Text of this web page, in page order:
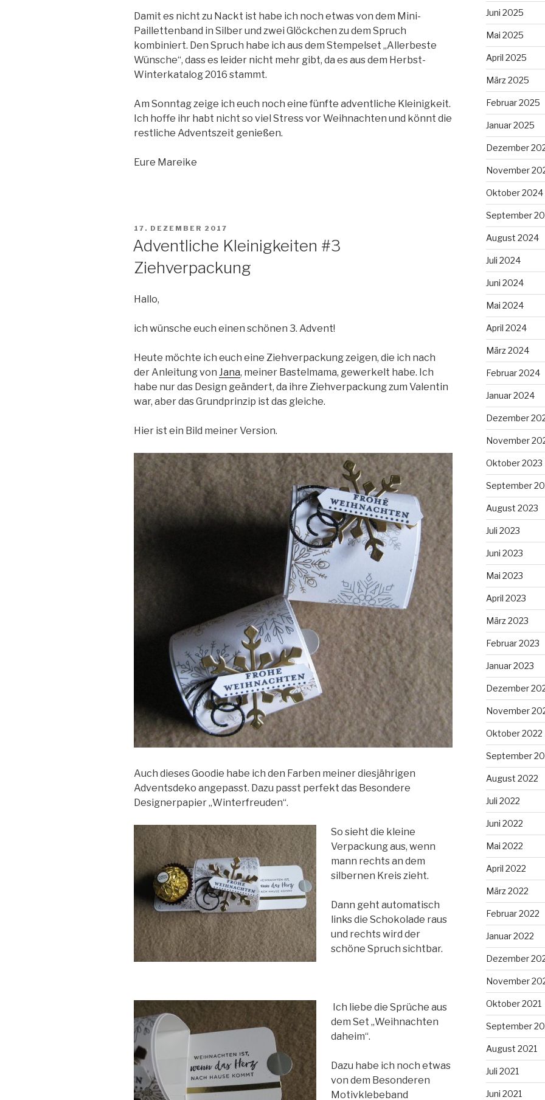
Damit es nicht zu Nackt ist habe ich noch etwas von dem Mini-
Paillettenband in Silber und zwei Glöckchen zu dem Spruch
kombiniert. Den Spruch habe ich aus dem Stempelset „Allerbeste
Wünsche“, dass es leider nicht mehr gibt, da es aus dem Herbst-
Winterkatalog 2016 stammt.
Am Sonntag zeige ich euch noch eine fünfte adventliche Kleinigkeit.
Ich hoffe ihr habt nicht so viel Stress vor Weihnachten und könnt die
restliche Adventszeit genießen.
Eure Mareike
VERÖFFENTLICHT
17. DEZEMBER 2017
Adventliche Kleinigkeiten #3
Ziehverpackung
Hallo,
ich wünsche euch einen schönen 3. Advent!
Heute möchte ich euch eine Ziehverpackung zeigen, die ich nach
der Anleitung von Jana, meiner Bastelmama, gewerkelt habe. Ich
habe nur das Design geändert, da ihre Ziehverpackung zum Valentin
war, aber das Grundprinzip ist das gleiche.
Hier ist ein Bild meiner Version.
Auch dieses Goodie habe ich den Farben meiner diesjährigen
Adventsdeko angepasst. Dazu passt perfekt das Besondere
Designerpapier „Winterfreuden“.
So sieht die kleine
Verpackung aus, wenn
mann rechts an dem
silbernen Kreis zieht.
Dann geht automatisch
links die Schokolade raus
und rechts wird der
schöne Spruch sichtbar.
Ich liebe die Sprüche aus
dem Set „Weihnachten
daheim“.
Dazu habe ich noch etwas
von dem Besonderen
Motivklebeband
Juni 2025
Mai 2025
April 2025
März 2025
Februar 2025
Januar 2025
Dezember
November
Oktober 2024
September
August 2024
Juli 2024
Juni 2024
Mai 2024
April 2024
März 2024
Februar 2024
Januar 2024
Dezember
November
Oktober 2023
September
August 2023
Juli 2023
Juni 2023
Mai 2023
April 2023
März 2023
Februar 2023
Januar 2023
Dezember
November
Oktober 2022
September
August 2022
Juli 2022
Juni 2022
Mai 2022
April 2022
März 2022
Februar 2022
Januar 2022
Dezember
November
Oktober 2021
September
August 2021
Juli 2021
Juni 2021